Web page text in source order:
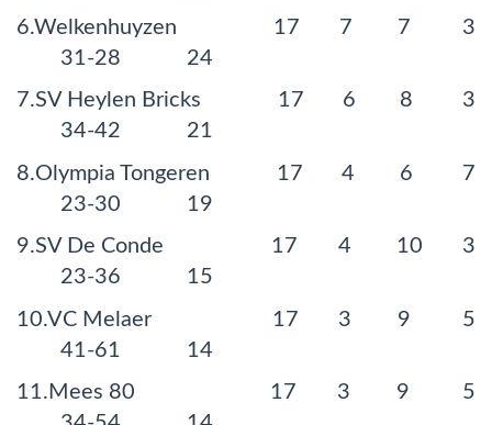
6.Welkenhuyzen 17 7 7 3
31-28 24
7.SV Heylen Bricks 17 6 8 3
34-42 21
8.Olympia Tongeren 17 4 6 7
23-30 19
9.SV De Conde 17 4 10 3
23-36 15
10.VC Melaer 17 3 9 5
41-61 14
11.Mees 80 17 3 9 5